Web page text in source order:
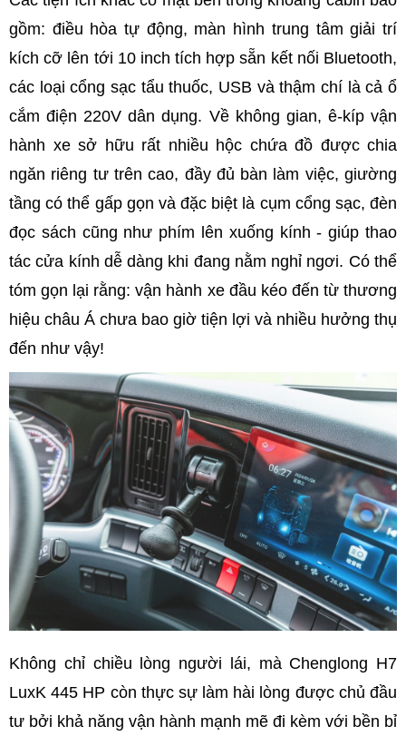
gồm: điều hòa tự động, màn hình trung tâm giải trí
kích cỡ lên tới 10 inch tích hợp sẵn kết nối Bluetooth,
các loại cổng sạc tẩu thuốc, USB và thậm chí là cả ổ
cắm điện 220V dân dụng. Về không gian, ê-kíp vận
hành xe sở hữu rất nhiều hộc chứa đồ được chia
ngăn riêng tư trên cao, đầy đủ bàn làm việc, giường
tầng có thể gấp gọn và đặc biệt là cụm cổng sạc, đèn
đọc sách cũng như phím lên xuống kính - giúp thao
tác cửa kính dễ dàng khi đang nằm nghỉ ngơi. Có thể
tóm gọn lại rằng: vận hành xe đầu kéo đến từ thương
hiệu châu Á chưa bao giờ tiện lợi và nhiều hưởng thụ
đến như vậy!
Không chỉ chiều lòng người lái, mà Chenglong H7
LuxK 445 HP còn thực sự làm hài lòng được chủ đầu
tư bởi khả năng vận hành mạnh mẽ đi kèm với bền bỉ